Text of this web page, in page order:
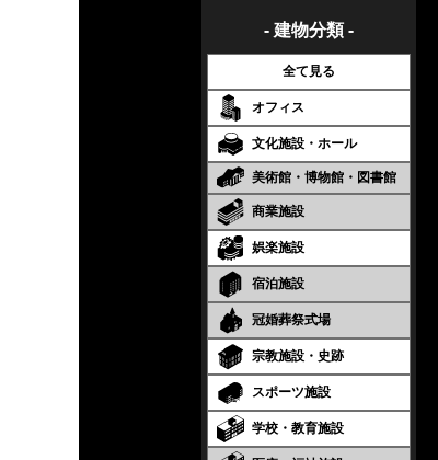
- 建物分類 -
全て見る
オフィス
文化施設・ホール
美術館・博物館・図書館
商業施設
娯楽施設
宿泊施設
冠婚葬祭式場
宗教施設・史跡
スポーツ施設
学校・教育施設